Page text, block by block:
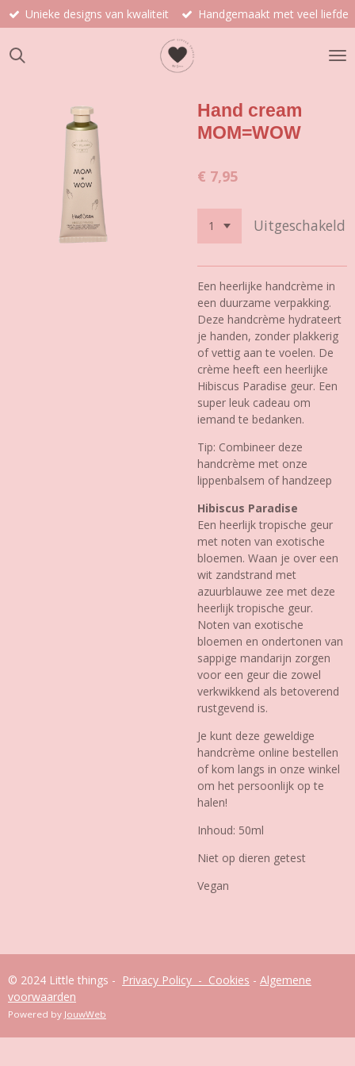
Ga
direct
naar
Unieke designs van kwaliteit Handgemaakt met veel liefde
Hand cream
MOM=WOW
€ 7,95
Uitgeschakeld
Een heerlijke handcrème in
een duurzame verpakking.
Deze handcrème hydrateert
je handen, zonder plakkerig
of vettig aan te voelen. De
crème heeft een heerlijke
Hibiscus Paradise geur. Een
super leuk cadeau om
iemand te bedanken.
Tip: Combineer deze
handcrème met onze
lippenbalsem of handzeep
Hibiscus Paradise
Een heerlijk tropische geur
met noten van exotische
bloemen. Waan je over een
wit zandstrand met
azuurblauwe zee met deze
heerlijk tropische geur.
Noten van exotische
bloemen en ondertonen van
sappige mandarijn zorgen
voor een geur die zowel
verkwikkend als betoverend
rustgevend is.
Je kunt deze geweldige
handcrème online bestellen
of kom langs in onze winkel
om het persoonlijk op te
halen!
Inhoud: 50ml
Niet op dieren getest
Vegan
© 2024 Little things - Privacy Policy - Cookies - Algemene
voorwaarden
Powered by JouwWeb